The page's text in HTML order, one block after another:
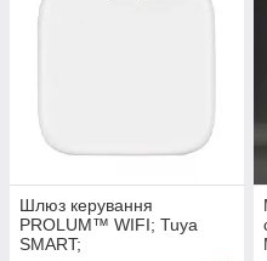
Шлюз керування
PROLUM™ WIFI; Tuya
SMART;